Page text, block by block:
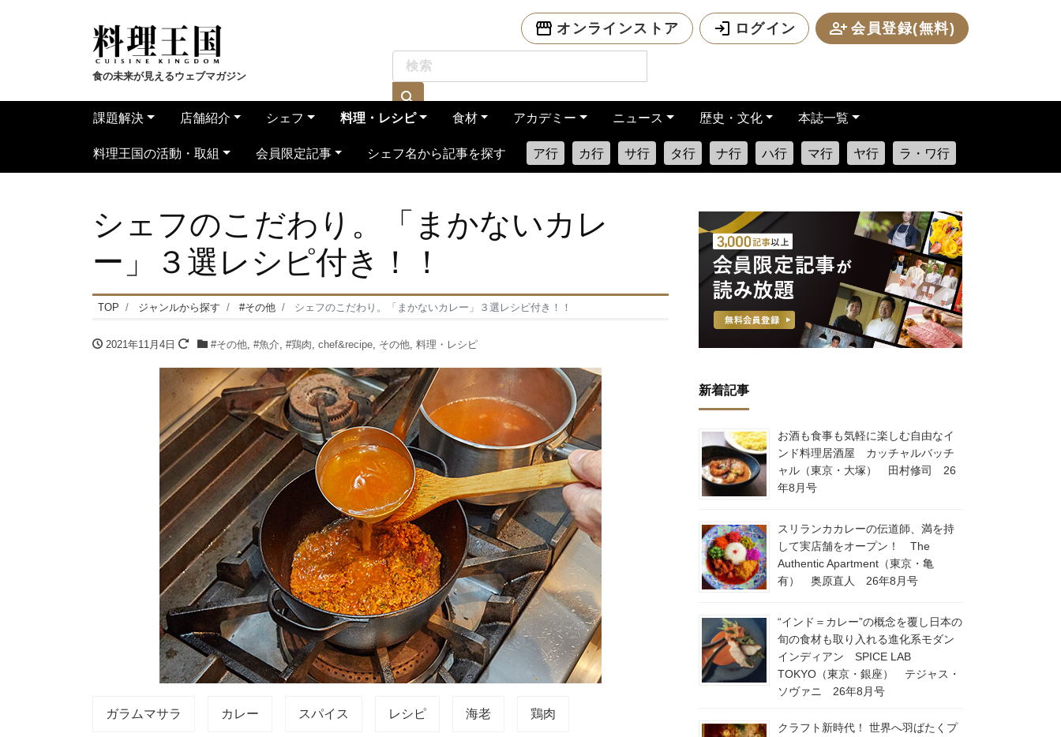
食の未来が見えるウェブマガジン
オンラインストア ログイン 会員登録(無料)
課題解決 店舗紹介 シェフ 料理・レシピ 食材 アカデミー ニュース 歴史・文化 本誌一覧
料理王国の活動・取組 会員限定記事 シェフ名から記事を探す ア行 カ行 サ行 タ行 ナ行 ハ行 マ行 ヤ行 ラ・ワ行
シェフのこだわり。「まかないカレ
ー」３選レシピ付き！！
TOP ジャンルから探す #その他 シェフのこだわり。「まかないカレー」３選レシピ付き！！
2021年11月4日 #その他, #魚介, #鶏肉, chef&recipe, その他, 料理・レシピ
ガラムマサラ カレー スパイス レシピ 海老 鶏肉
新着記事
お酒も食事も気軽に楽しむ自由なイ
ンド料理居酒屋 カッチャルバッチ
ャル（東京・大塚） 田村修司 26
年8月号
スリランカカレーの伝道師、満を持
して実店舗をオープン！ The
Authentic Apartment（東京・亀
有） 奥原直人 26年8月号
“インド＝カレー”の概念を覆し日本の
旬の食材も取り入れる進化系モダン
インディアン SPICE LAB
TOKYO（東京・銀座） テジャス・
ソヴァニ 26年8月号
クラフト新時代！ 世界へ羽ばたくプ